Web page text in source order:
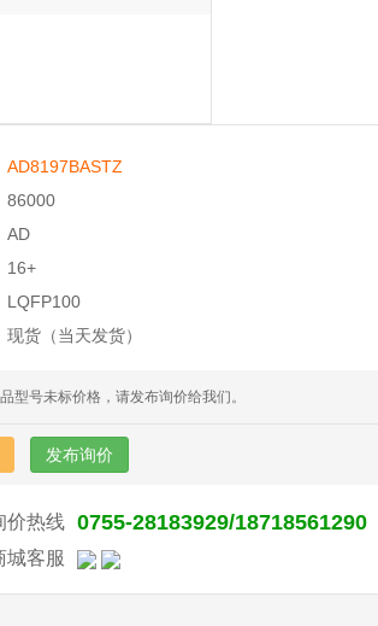
AD8197BASTZ
86000
AD
16+
LQFP100
现货（当天发货）
型号未标价格，请发布询价给我们。
发布询价
价热线 0755-28183929/18718561290
城客服